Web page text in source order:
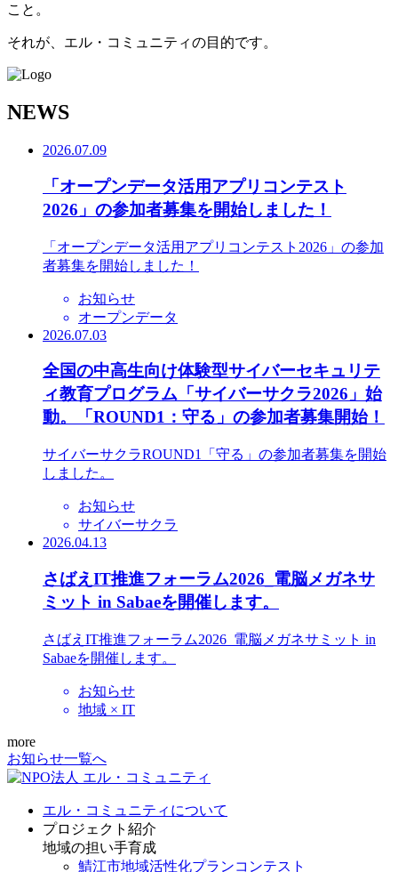
こと。
それが、エル・コミュニティの目的です。
NEWS
2026.07.09
「オープンデータ活用アプリコンテスト
2026」の参加者募集を開始しました！
「オープンデータ活用アプリコンテスト2026」の参加
者募集を開始しました！
お知らせ
オープンデータ
2026.07.03
全国の中高生向け体験型サイバーセキュリテ
ィ教育プログラム「サイバーサクラ2026」始
動。「ROUND1：守る」の参加者募集開始！
サイバーサクラROUND1「守る」の参加者募集を開始
しました。
お知らせ
サイバーサクラ
2026.04.13
さばえIT推進フォーラム2026_電脳メガネサ
ミット in Sabaeを開催します。
さばえIT推進フォーラム2026_電脳メガネサミット in
Sabaeを開催します。
お知らせ
地域 × IT
more
お知らせ一覧へ
エル・コミュニティについて
プロジェクト紹介
地域の担い手育成
鯖江市地域活性化プランコンテスト